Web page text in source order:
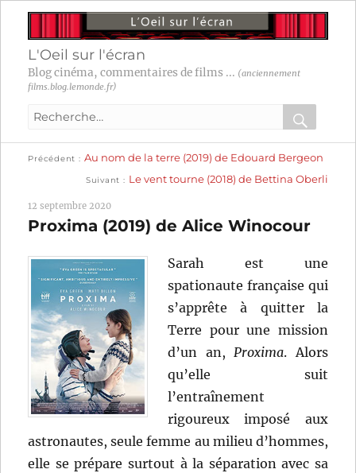
L'Oeil sur l'écran
Blog cinéma, commentaires de films ... (anciennement
films.blog.lemonde.fr)
Recherche
:
OK
Navigation
l’article
Précédent
précédente :
Au nom de la terre (2019) de Edouard Bergeon
Suivant
suivante :
Le vent tourne (2018) de Bettina Oberli
12 septembre 2020
Proxima (2019) de Alice Winocour
Sarah est une
spationaute française qui
s’apprête à quitter la
Terre pour une mission
d’un an,Proxima. Alors
qu’elle suit
l’entraînement
rigoureux imposé aux
astronautes, seule femme au milieu d’hommes,
elle se prépare surtout à la séparation avec sa